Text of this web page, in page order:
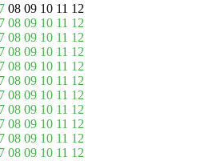
08 09 10 11 12
08 09 10 11 12
08 09 10 11 12
08 09 10 11 12
08 09 10 11 12
08 09 10 11 12
08 09 10 11 12
08 09 10 11 12
08 09 10 11 12
08 09 10 11 12
08 09 10 11 12